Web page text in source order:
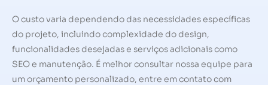
O custo varia dependendo das necessidades específicas
do projeto, incluindo complexidade do design,
funcionalidades desejadas e serviços adicionais como
SEO e manutenção. É melhor consultar nossa equipe para
um orçamento personalizado, entre em contato com